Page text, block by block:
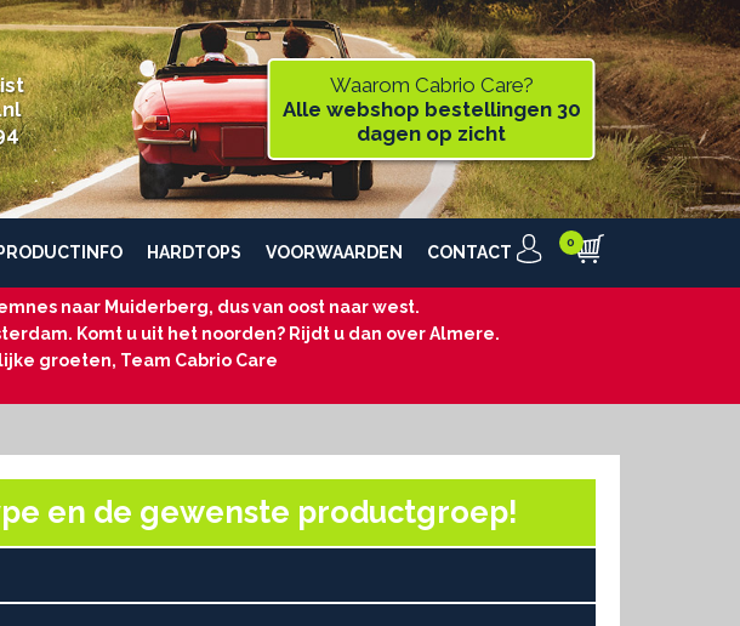
Waarom Cabrio Care?
Alle webshop bestellingen 30
dagen op zicht
PRODUCTINFO HARDTOPS VOORWAARDEN CONTACT
naar Muiderberg, dus van oost naar west.
Komt u uit het noorden? Rijdt u dan over Almere.
groeten, Team Cabrio Care
en de gewenste productgroep!